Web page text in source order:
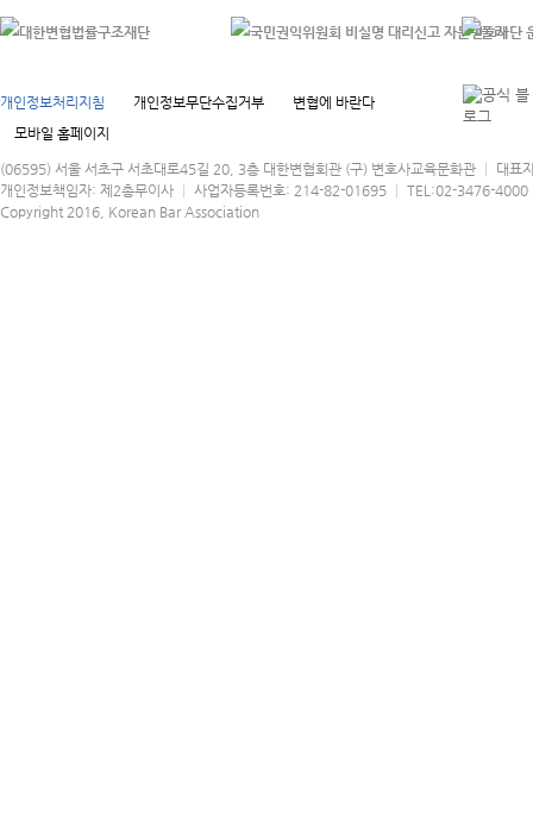
개인정보처리지침 개인정보무단수집거부
변협에 바란다
모바일 홈페이지
(06595) 서울 서초구 서초대로45길 20, 3층 대한변협회관 (구) 변호사교육문화관 │ 대표
개인정보책임자: 제2총무이사 │ 사업자등록번호: 214-82-01695 │ TEL:02-3476-
Copyright 2016, Korean Bar Association